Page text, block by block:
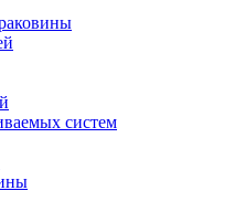
систем